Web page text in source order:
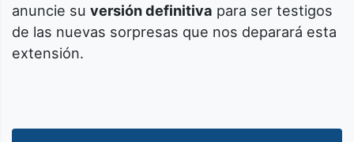
anuncie su versión definitiva para ser testigos
de las nuevas sorpresas que nos deparará esta
extensión.